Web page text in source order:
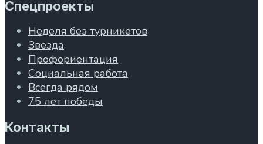
Спецпроекты
Неделя без турникетов
Звезда
Профориентация
Социальная работа
Всегда рядом
75 лет победы
Контакты